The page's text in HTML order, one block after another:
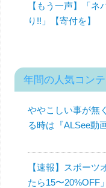
【もう一声】「
り!!」【寄付を】
年間の人気コン
ややこしい事が無
る時は『ALSee動
【速報】スポー
たら15〜20%OFF」